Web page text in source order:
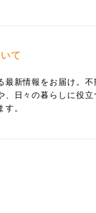
て
最新情報をお届け。
、日々の暮らしに役
。